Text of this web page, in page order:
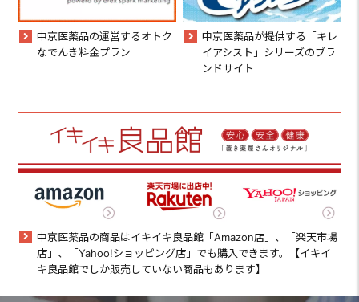
中京医薬品の運営するオトク
なでんき料金プラン
中京医薬品が提供する「キレ
イアシスト」シリーズのブラ
ンドサイト
中京医薬品の商品はイキイキ良品館「Amazon店」、「楽天市場
店」、「Yahoo!ショッピング店」でも購入できます。【イキイ
キ良品館でしか販売していない商品もあります】